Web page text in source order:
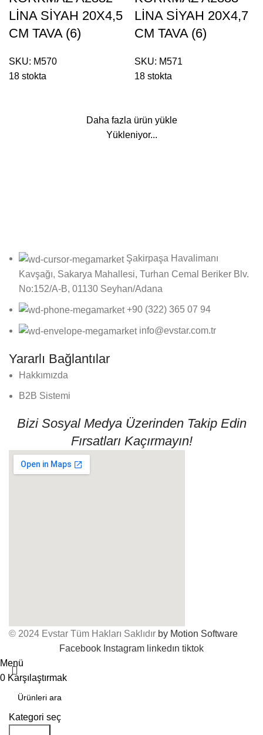
LİNA SİYAH 20X4,5
CM TAVA (6)
SKU: M570
18 stokta
LİNA SİYAH 20X4,7
CM TAVA (6)
SKU: M571
18 stokta
Daha fazla ürün yükle
Yükleniyor...
Şakirpaşa Havalimanı
Kavşağı, Sakarya Mahallesi, Turhan Cemal Beriker Blv.
No:152/A-B, 01130 Seyhan/Adana
+90 (322) 365 07 94
info@evstar.com.tr
Yararlı Bağlantılar
Hakkımızda
B2B Sistemi
Bizi Sosyal Medya Üzerinden Takip Edin
Fırsatları Kaçırmayın!
© 2024 Evstar Tüm Hakları Saklıdır by Motion Software
Facebook Instagram linkedın tiktok
Kategori seç
Menü
0 Karşılaştırmak